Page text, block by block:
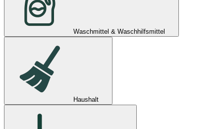
Waschmittel & Waschhilfsmittel
Haushalt